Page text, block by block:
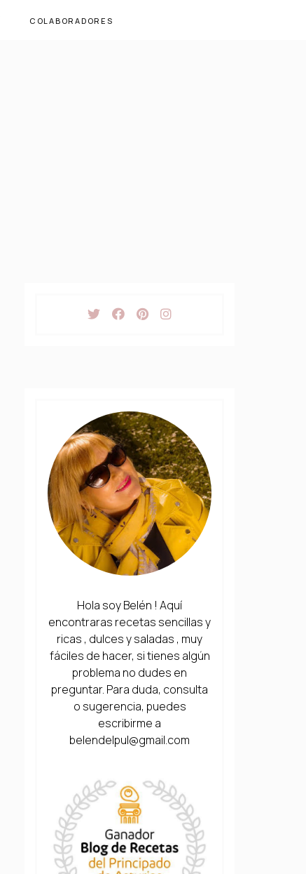
COLABORADORES
Hola soy Belén ! Aquí
encontraras recetas sencillas y
ricas , dulces y saladas , muy
fáciles de hacer, si tienes algún
problema no dudes en
preguntar. Para duda, consulta
o sugerencia, puedes
escribirme a
belendelpul@gmail.com